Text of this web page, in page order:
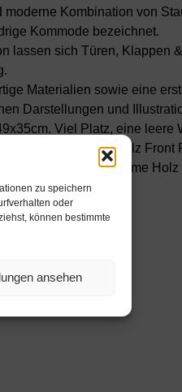
zu speichern
oder
können bestimmte
ansehen
Kombination von
Kommode bezeichnet.
lassen sich Türen, Klappen
Materialien sowie eine
Darstellungen und
Viel Platz, eine leere
Die Holz Front
ist durch das warme